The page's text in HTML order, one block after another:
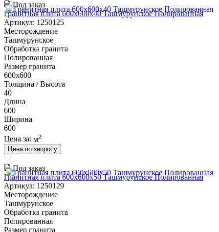
Под заказ
Гранитная плита 600х600x40 Ташмурунское Полированная
Артикул: 1250125
Месторождение
Ташмурунское
Обработка гранита
Полированная
Размер гранита
600х600
Толщина / Высота
40
Длина
600
Ширина
600
Цена за: м2
Цена по запросу
Под заказ
Гранитная плита 600х600x50 Ташмурунское Полированная
Артикул: 1250129
Месторождение
Ташмурунское
Обработка гранита
Полированная
Размер гранита